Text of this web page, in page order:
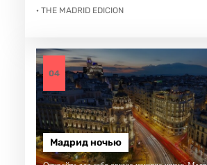
· THE MADRID EDICION
04
Мадрид ночью